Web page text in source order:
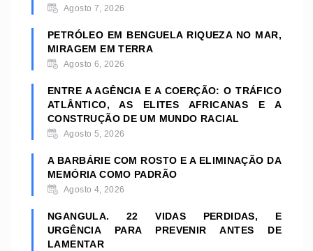
Agosto 7, 2026
PETRÓLEO EM BENGUELA RIQUEZA NO MAR,
MIRAGEM EM TERRA
Agosto 6, 2026
ENTRE A AGÊNCIA E A COERÇÃO: O TRÁFICO
ATLÂNTICO, AS ELITES AFRICANAS E A
CONSTRUÇÃO DE UM MUNDO RACIAL
Agosto 5, 2026
A BARBÁRIE COM ROSTO E A ELIMINAÇÃO DA
MEMÓRIA COMO PADRÃO
Agosto 4, 2026
NGANGULA. 22 VIDAS PERDIDAS, E
URGÊNCIA PARA PREVENIR ANTES DE
LAMENTAR